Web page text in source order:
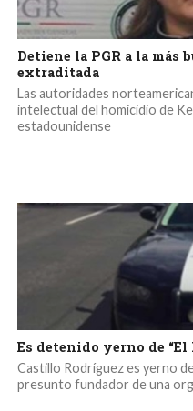
Detiene la PGR a la más
extraditada
Las autoridades
intelectual del homicidio de
estadounidense
Es detenido yerno de
Castillo Rodríguez es yerno
presunto fundador de una